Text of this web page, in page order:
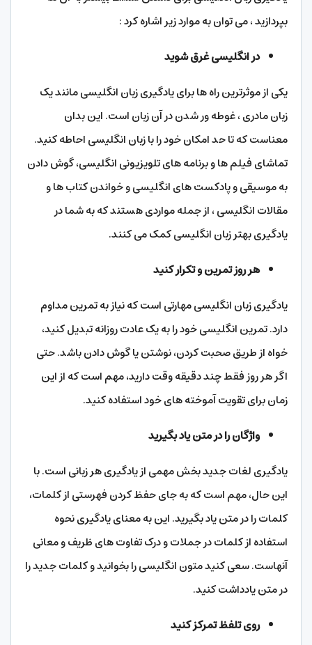
بپردازید ، می توان به موارد زیر اشاره کرد :
در انگلیسی غرق شوید
یکی از موثرترین راه ها برای یادگیری زبان انگلیسی مانند یک
زبان مادری ، غوطه ور شدن در آن زبان است. این بدان
معناست که تا حد امکان خود را با زبان انگلیسی احاطه کنید.
تماشای فیلم‌ ها و برنامه‌ های تلویزیونی انگلیسی، گوش دادن
به موسیقی و پادکست‌ های انگلیسی و خواندن کتاب‌ ها و
مقالات انگلیسی ، از جمله مواردی هستند که به شما در
یادگیری بهتر زبان انگلیسی کمک می کنند.
هر روز تمرین و تکرار کنید
یادگیری زبان انگلیسی مهارتی است که نیاز به تمرین مداوم
دارد. تمرین انگلیسی خود را به یک عادت روزانه تبدیل کنید،
خواه از طریق صحبت کردن، نوشتن یا گوش دادن باشد. حتی
اگر هر روز فقط چند دقیقه وقت دارید، مهم است که از این
زمان برای تقویت آموخته های خود استفاده کنید.
واژگان را در متن یاد بگیرید
یادگیری لغات جدید بخش مهمی از یادگیری هر زبانی است. با
این حال، مهم است که به جای حفظ کردن فهرستی از کلمات،
کلمات را در متن یاد بگیرید. این به معنای یادگیری نحوه
استفاده از کلمات در جملات و درک تفاوت های ظریف و معانی
آنهاست. سعی کنید متون انگلیسی را بخوانید و کلمات جدید را
در متن یادداشت کنید.
روی تلفظ تمرکز کنید